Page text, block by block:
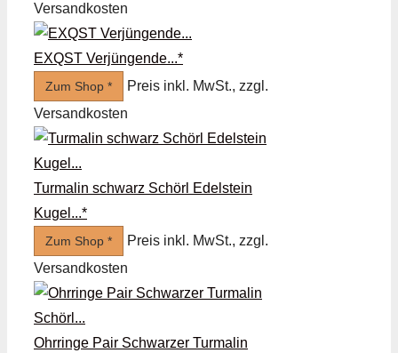
Versandkosten
EXQST Verjüngende...*
Zum Shop *
Preis inkl. MwSt., zzgl.
Versandkosten
Turmalin schwarz Schörl Edelstein
Kugel...*
Zum Shop *
Preis inkl. MwSt., zzgl.
Versandkosten
Ohrringe Pair Schwarzer Turmalin